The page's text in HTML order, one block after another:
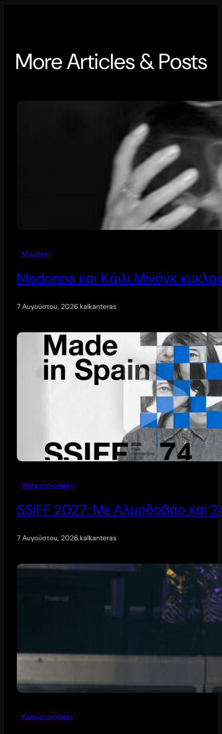
More Articles & Posts
Μουσική
Madonna και Κάιλι Μινόγκ
7 Αυγούστου, 2026.kalkanteras
Κινηματογράφος
SSIFF 2027: Με Αλμοδοβάρ και 24
7 Αυγούστου, 2026.kalkanteras
Κινηματογράφος